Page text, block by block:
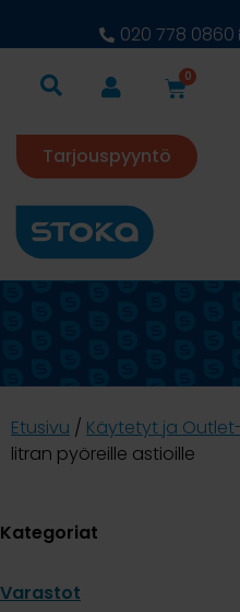
020 778 0860
0
Tarjouspyyntö
Etusivu / Käytetyt ja
litran pyöreille astioille
Kategoriat
Varastot